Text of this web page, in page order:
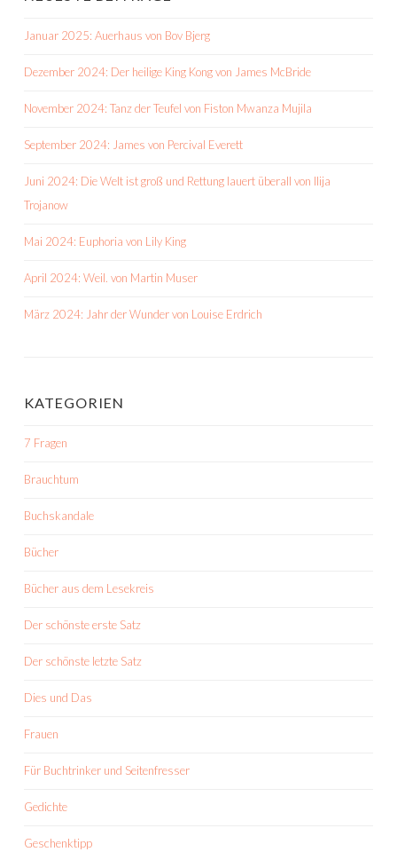
Januar 2025: Auerhaus von Bov Bjerg
Dezember 2024: Der heilige King Kong von James McBride
November 2024: Tanz der Teufel von Fiston Mwanza Mujila
September 2024: James von Percival Everett
Juni 2024: Die Welt ist groß und Rettung lauert überall von Ilija
Trojanow
Mai 2024: Euphoria von Lily King
April 2024: Weil. von Martin Muser
März 2024: Jahr der Wunder von Louise Erdrich
KATEGORIEN
7 Fragen
Brauchtum
Buchskandale
Bücher
Bücher aus dem Lesekreis
Der schönste erste Satz
Der schönste letzte Satz
Dies und Das
Frauen
Für Buchtrinker und Seitenfresser
Gedichte
Geschenktipp